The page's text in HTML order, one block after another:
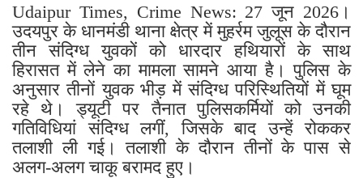
Udaipur Times, Crime News: 27 जून 2026।
उदयपुर के धानमंडी थाना क्षेत्र में मुहर्रम जुलूस के दौरान
तीन संदिग्ध युवकों को धारदार हथियारों के साथ
हिरासत में लेने का मामला सामने आया है। पुलिस के
अनुसार तीनों युवक भीड़ में संदिग्ध परिस्थितियों में घूम
रहे थे। ड्यूटी पर तैनात पुलिसकर्मियों को उनकी
गतिविधियां संदिग्ध लगीं, जिसके बाद उन्हें रोककर
तलाशी ली गई। तलाशी के दौरान तीनों के पास से
अलग-अलग चाकू बरामद हुए।